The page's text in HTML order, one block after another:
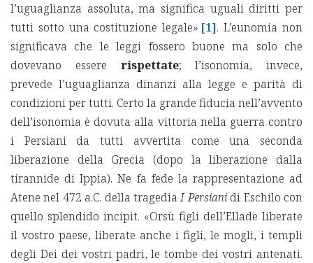
l’uguaglianza assoluta, ma significa uguali diritti per
tutti sotto una costituzione legale» [1]. L’eunomia non
significava che le leggi fossero buone ma solo che
dovevano essere rispettate; l’isonomia, invece,
prevede l’uguaglianza dinanzi alla legge e parità di
condizioni per tutti. Certo la grande fiducia nell’avvento
dell’isonomia è dovuta alla vittoria nella guerra contro
i Persiani da tutti avvertita come una seconda
liberazione della Grecia (dopo la liberazione dalla
tirannide di Ippia). Ne fa fede la rappresentazione ad
Atene nel 472 a.C. della tragediaI Persianidi Eschilo con
quello splendido incipit. «Orsù figli dell’Ellade liberate
il vostro paese, liberate anche i figli, le mogli, i templi
degli Dei dei vostri padri, le tombe dei vostri antenati.